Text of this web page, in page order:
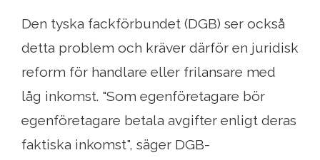
Den tyska fackförbundet (DGB) ser också
detta problem och kräver därför en juridisk
reform för handlare eller frilansare med
låg inkomst. "Som egenföretagare bör
egenföretagare betala avgifter enligt deras
faktiska inkomst", säger DGB-